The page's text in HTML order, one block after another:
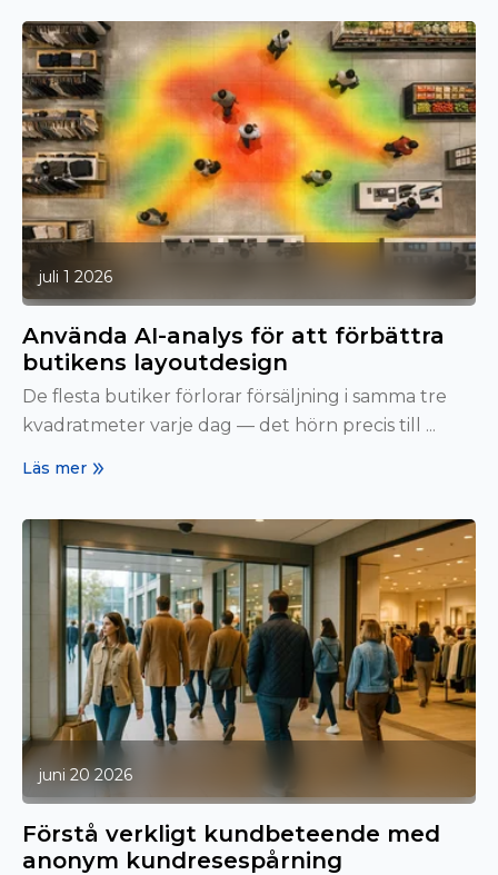
juli 1 2026
Använda AI-analys för att förbättra
butikens layoutdesign
De flesta butiker förlorar försäljning i samma tre
kvadratmeter varje dag — det hörn precis till ...
Läs mer
juni 20 2026
Förstå verkligt kundbeteende med
anonym kundresespårning